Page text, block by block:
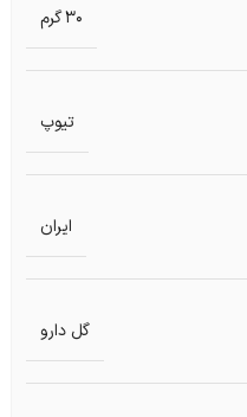
30 گرم
تیوپ
ایران
گل دارو